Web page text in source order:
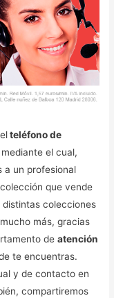
teléfono de
mediante el cual,
a un profesional
que vende
colecciones
más, gracias
deatención
te encuentras.
y de contacto en
compartiremos